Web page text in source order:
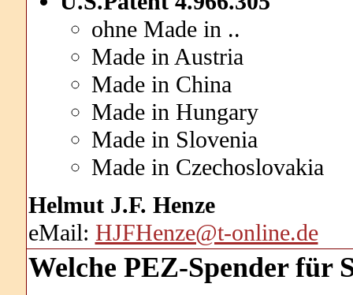
ohne Made in ..
Made in Austria
Made in China
Made in Hungary
Made in Slovenia
Made in Czechoslovakia
Helmut J.F. Henze
eMail: HJFHenze@t-online.de
Welche PEZ-Spender für